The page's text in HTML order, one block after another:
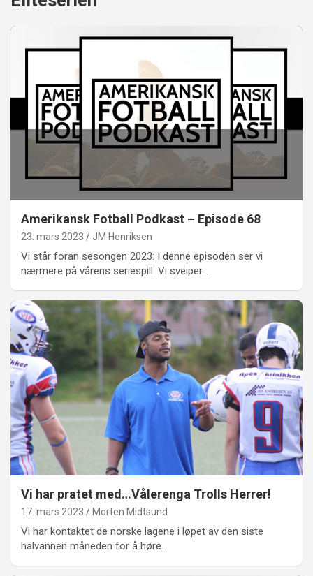
Amerikansk Fotball Podkast – Episode 68
23. mars 2023 JM Henriksen
Vi står foran sesongen 2023: I denne episoden ser vi
nærmere på vårens seriespill. Vi sveiper…
Vi har pratet med…Vålerenga Trolls Herrer!
17. mars 2023 Morten Midtsund
Vi har kontaktet de norske lagene i løpet av den siste
halvannen måneden for å høre…